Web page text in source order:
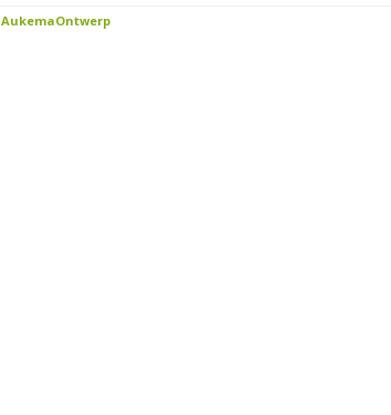
AukemaOntwerp